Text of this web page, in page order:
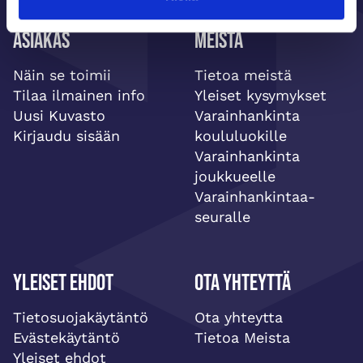
Asiakas
Näin se toimii
Tilaa ilmainen info
Uusi Kuvasto
Kirjaudu sisään
Meistä
Tietoa meistä
Yleiset kysymykset
Varainhankinta
koululuokille
Varainhankinta
joukkueelle
Varainhankintaa-
seuralle
Yleiset ehdot
Tietosuojakäytäntö
Evästekäytäntö
Yleiset ehdot
Ota yhteyttä
Ota yhteytta
Tietoa Meista